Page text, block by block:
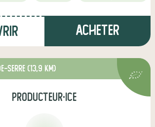
Acheter
Serre (13,9 km)
producteur·ice